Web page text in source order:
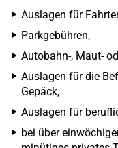
Auslagen für
Parkgebühren,
Autobahn-, Maut-
Auslagen für die
Gepäck,
Auslagen für
bei über